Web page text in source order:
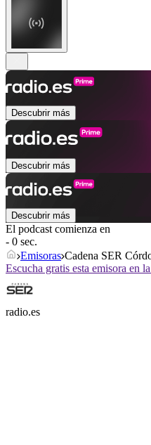
Descubrir más
Descubrir más
Descubrir más
El podcast comienza en
- 0 sec.
Emisoras Cadena SER
Escucha gratis esta emisora en
radio.es